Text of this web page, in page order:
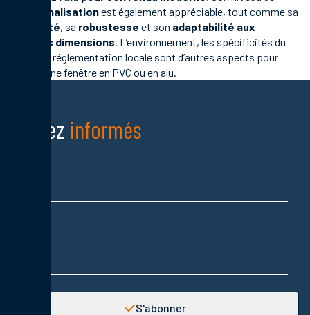
personnalisationest également appréciable, tout comme sa
longévité, sa robustesse et son adaptabilité aux
grandes dimensions. L’environnement, les spécificités du
bâti et la réglementation locale sont d’autres aspects pour
choisir une fenêtre en PVC ou en alu.
Restez informés
S'abonner